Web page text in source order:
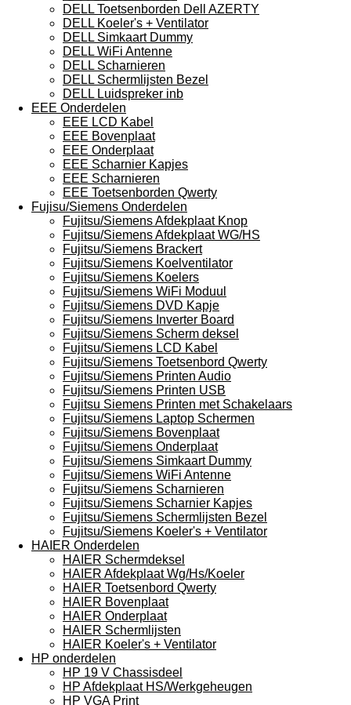
DELL Toetsenborden Dell AZERTY
DELL Koeler's + Ventilator
DELL Simkaart Dummy
DELL WiFi Antenne
DELL Scharnieren
DELL Schermlijsten Bezel
DELL Luidspreker inb
EEE Onderdelen
EEE LCD Kabel
EEE Bovenplaat
EEE Onderplaat
EEE Scharnier Kapjes
EEE Scharnieren
EEE Toetsenborden Qwerty
Fujisu/Siemens Onderdelen
Fujitsu/Siemens Afdekplaat Knop
Fujitsu/Siemens Afdekplaat WG/HS
Fujitsu/Siemens Brackert
Fujitsu/Siemens Koelventilator
Fujitsu/Siemens Koelers
Fujitsu/Siemens WiFi Moduul
Fujitsu/Siemens DVD Kapje
Fujitsu/Siemens Inverter Board
Fujitsu/Siemens Scherm deksel
Fujitsu/Siemens LCD Kabel
Fujitsu/Siemens Toetsenbord Qwerty
Fujitsu/Siemens Printen Audio
Fujitsu/Siemens Printen USB
Fujitsu Siemens Printen met Schakelaars
Fujitsu/Siemens Laptop Schermen
Fujitsu/Siemens Bovenplaat
Fujitsu/Siemens Onderplaat
Fujitsu/Siemens Simkaart Dummy
Fujitsu/Siemens WiFi Antenne
Fujitsu/Siemens Scharnieren
Fujitsu/Siemens Scharnier Kapjes
Fujitsu/Siemens Schermlijsten Bezel
Fujitsu/Siemens Koeler's + Ventilator
HAIER Onderdelen
HAIER Schermdeksel
HAIER Afdekplaat Wg/Hs/Koeler
HAIER Toetsenbord Qwerty
HAIER Bovenplaat
HAIER Onderplaat
HAIER Schermlijsten
HAIER Koeler's + Ventilator
HP onderdelen
HP 19 V Chassisdeel
HP Afdekplaat HS/Werkgeheugen
HP VGA Print